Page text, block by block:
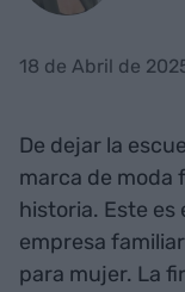
18 de Abril de
De dejar la
marca de moda
historia. Este es
empresa
para mujer. La